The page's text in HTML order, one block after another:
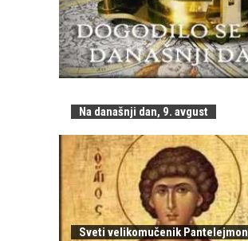
Na današnji dan, 9. avgust
Sveti velikomučenik Pantelejmon